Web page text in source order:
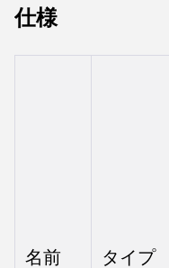
仕様
名前 タイプ